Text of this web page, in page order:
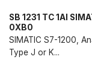
SB 1231 TC 1AI
0XB0
SIMATIC S7-1200,
Type J or K...